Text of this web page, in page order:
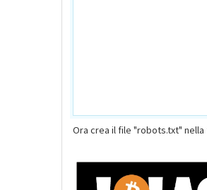
Ora crea il file "robots.txt"